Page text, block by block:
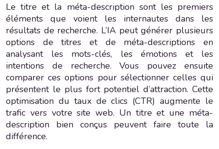
Le titre et la méta-description sont les premiers
éléments que voient les internautes dans les
résultats de recherche. L’IA peut générer plusieurs
options de titres et de méta-descriptions en
analysant les mots-clés, les émotions et les
intentions de recherche. Vous pouvez ensuite
comparer ces options pour sélectionner celles qui
présentent le plus fort potentiel d’attraction. Cette
optimisation du taux de clics (CTR) augmente le
trafic vers votre site web. Un titre et une méta-
description bien conçus peuvent faire toute la
différence.